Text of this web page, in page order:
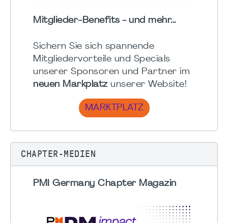
Mitglieder-Benefits - und mehr...
Sichern Sie sich spannende
Mitgliedervorteile und Specials
unserer Sponsoren und Partner im
neuen Markplatzunserer Website!
MARKTPLATZ
CHAPTER-MEDIEN
PMI Germany Chapter Magazin